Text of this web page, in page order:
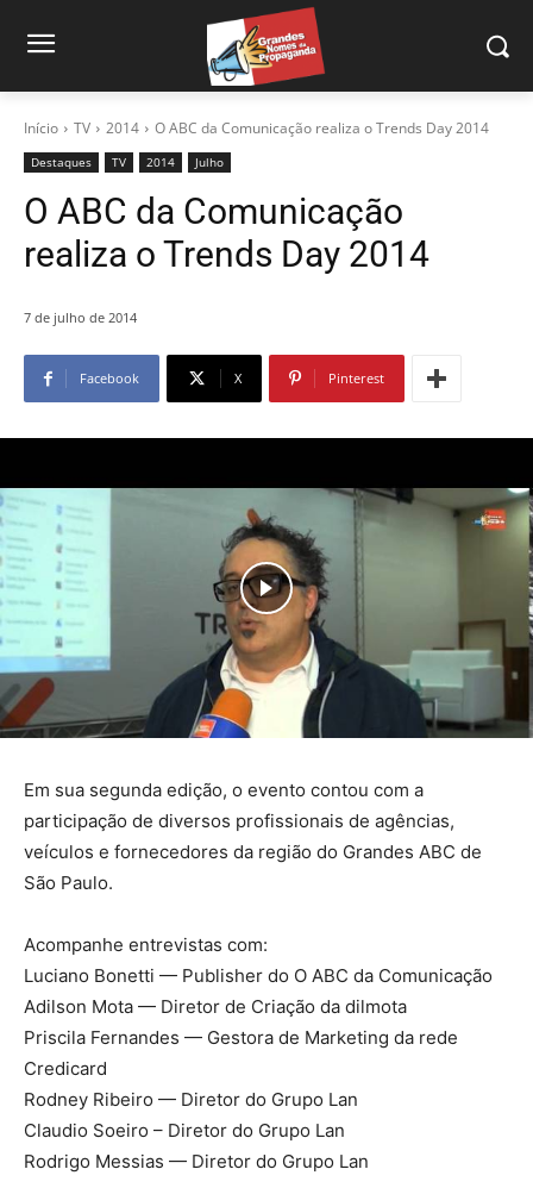
Início TV 2014 O ABC da Comunicação realiza o Trends Day 2014
Destaques TV 2014 Julho
O ABC da Comunicação
realiza o Trends Day 2014
7 de julho de 2014
Facebook X Pinterest
Em sua segunda edição, o evento contou com a
participação de diversos profissionais de agências,
veículos e fornecedores da região do Grandes ABC de
São Paulo.
Acompanhe entrevistas com:
Luciano Bonetti — Publisher do O ABC da Comunicação
Adilson Mota — Diretor de Criação da dilmota
Priscila Fernandes — Gestora de Marketing da rede
Credicard
Rodney Ribeiro — Diretor do Grupo Lan
Claudio Soeiro – Diretor do Grupo Lan
Rodrigo Messias — Diretor do Grupo Lan